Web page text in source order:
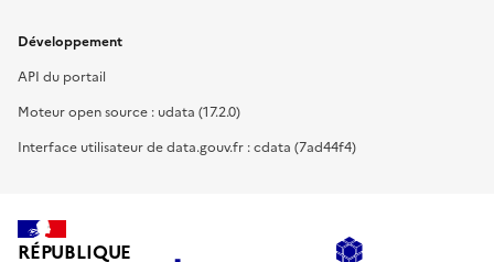
Développement
API du portail
Moteur open source : udata (17.2.0)
Interface utilisateur de data.gouv.fr : cdata (7ad44f4)
RÉPUBLIQUE